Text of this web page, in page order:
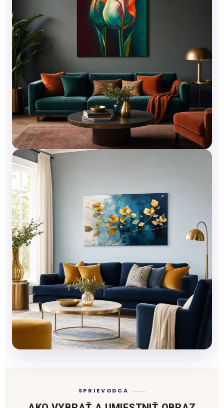
SPRIEVODCA